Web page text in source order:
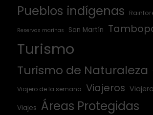
Pueblos indígenas
Reservas marinas San Martín
Turismo
Turismo de Naturaleza
Viajero de la semana Viajeros
Viajes Áreas Protegidas